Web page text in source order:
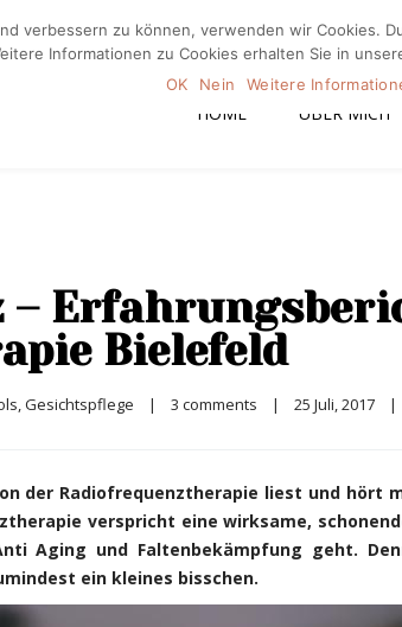
HOME ÜBER MICH
–
Bielefeld
, Gesichtspflege | 3 comments | 25 Juli, 2017 |
der Radiofrequenztherapie liest und hört
verspricht eine wirksame,
Aging und Faltenbekämpfung geht.
ein kleines bisschen.
verbessern zu können, verwenden wir Cookies.
Informationen zu Cookies erhalten Sie in
OK
Nein Weitere